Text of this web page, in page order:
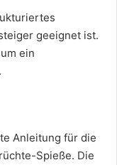
geeignet ist.
ein
Anleitung für die
Spieße. Die